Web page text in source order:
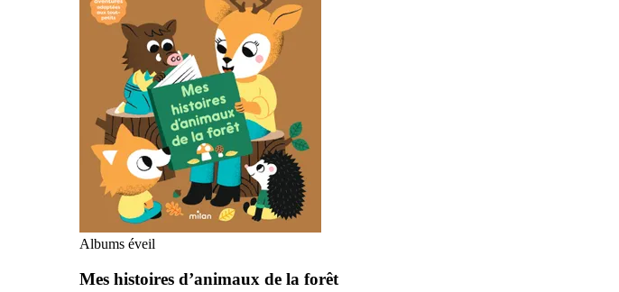
Albums éveil
Mes histoires d’animaux de la forêt